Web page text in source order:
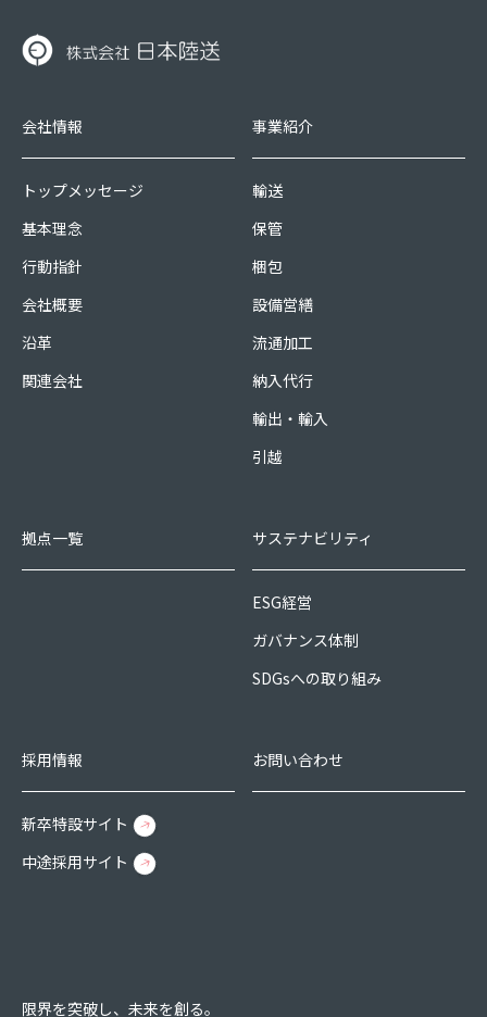
会社情報
トップメッセージ
基本理念
行動指針
会社概要
沿革
関連会社
事業紹介
輸送
保管
梱包
設備営繕
流通加工
納入代行
輸出・輸入
引越
拠点一覧 サステナビリティ
ESG経営
ガバナンス体制
SDGsへの取り組み
採用情報
新卒特設サイト
中途採用サイト
お問い合わせ
限界を突破し、未来を創る。